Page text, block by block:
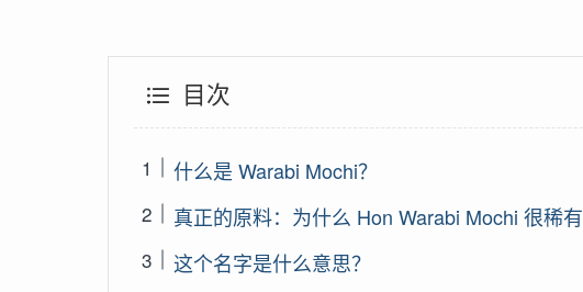
目次
什么是 Warabi Mochi？
真正的原料：为什么 Hon Warabi Mochi 很稀有
这个名字是什么意思？